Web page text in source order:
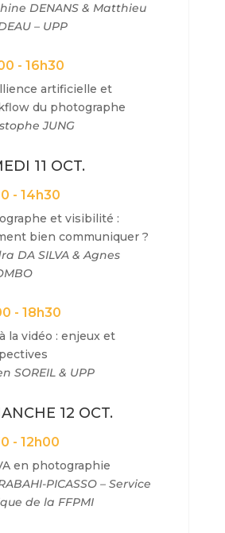
DENANS & Matthieu
– UPP
- 16h30
artificielle et
du photographe
JUNG
11 OCT.
- 14h30
et visibilité :
bien communiquer ?
DA SILVA & Agnes
- 18h30
la vidéo : enjeux et
SOREIL & UPP
12 OCT.
- 12h00
en photographie
PICASSO – Service
de la FFPMI